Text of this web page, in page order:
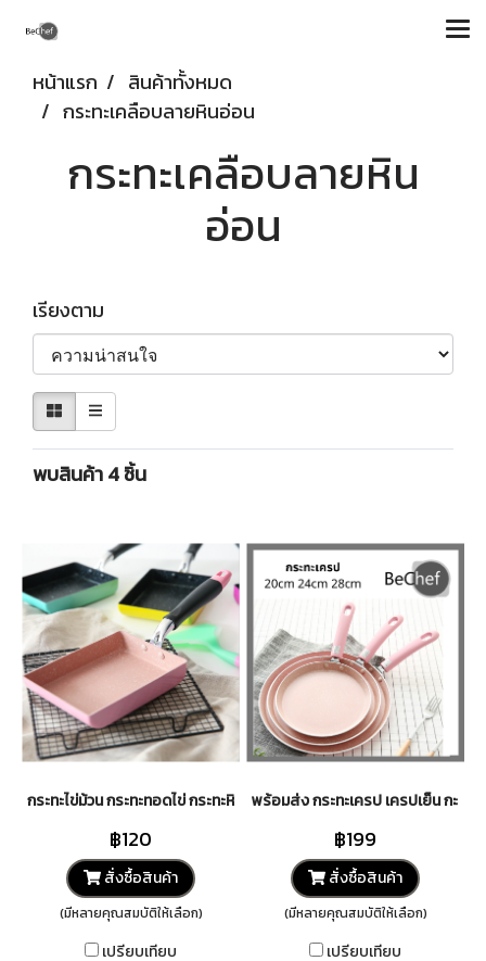
หน้าแรก
สินค้าทั้งหมด
กระทะเคลือบลายหินอ่อน
กระทะเคลือบลายหิน
อ่อน
เรียงตาม
พบสินค้า 4 ชิ้น
กระทะไข่ม้วน กระทะทอดไข่ กระทะหินแร่ กระทะทรงสี่เหลี่ยม maifan
฿120
สั่งซื้อสินค้า
(มีหลายคุณสมบัติให้เลือก)
เปรียบเทียบ
พร้อมส่ง กระทะเครป เครปเย็น กะทะ
฿199
สั่งซื้อสินค้า
(มีหลายคุณสมบัติให้เลือก)
เปรียบเทียบ